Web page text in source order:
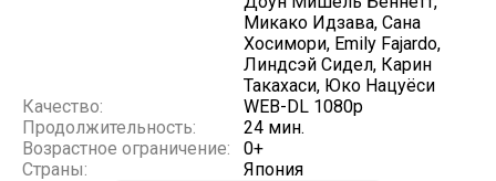
Микако Идзава, Сана
Хосимори, Emily Fajardo,
Линдсэй Сидел, Карин
Такахаси, Юко Нацуёси
Качество:
WEB-DL 1080p
Продолжительность:
24 мин.
Возрастное ограничение:
0+
Страны:
Япония